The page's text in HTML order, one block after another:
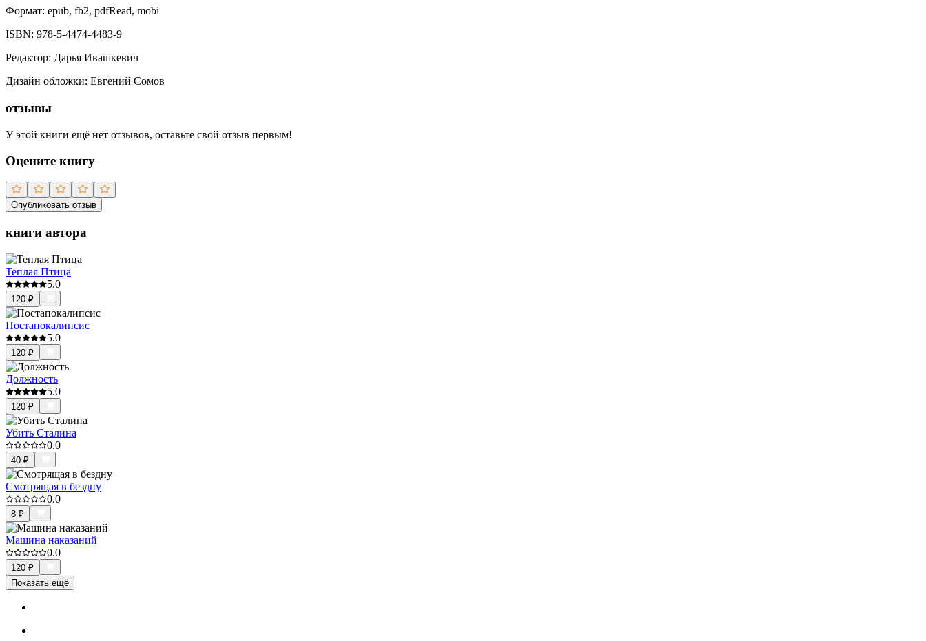
Формат: epub, fb2, pdfRead, mobi
ISBN: 978-5-4474-4483-9
Редактор: Дарья Ивашкевич
Дизайн обложки: Евгений Сомов
отзывы
У этой книги ещё нет отзывов, оставьте свой отзыв первым!
Оцените книгу
Опубликовать отзыв
книги автора
Теплая Птица
5.0
120 ₽
Постапокалипсис
5.0
120 ₽
Должность
5.0
120 ₽
Убить Сталина
0.0
40 ₽
Смотрящая в бездну
0.0
8 ₽
Машина наказаний
0.0
120 ₽
Показать ещё